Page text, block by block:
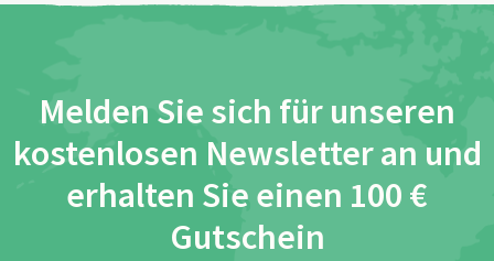
Melden Sie sich für unseren
kostenlosen Newsletter an und
erhalten Sie einen 100 €
Gutschein